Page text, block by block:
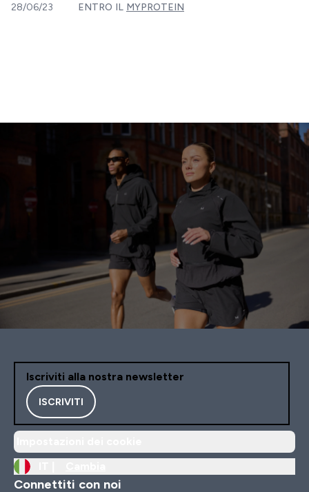
28/06/23 ENTRO IL MYPROTEIN
Iscriviti alla nostra newsletter
ISCRIVITI
Connettiti con noi